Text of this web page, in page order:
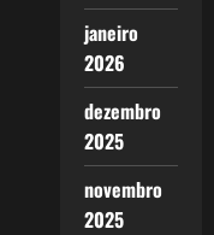
janeiro
2026
dezembro
2025
novembro
2025